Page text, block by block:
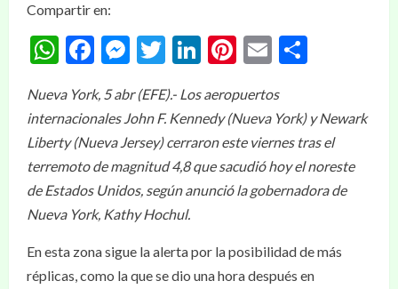
Compartir en:
WhatsApp
Facebook
Messenger
Twitter
LinkedIn
Pinterest
Email
Nueva York, 5 abr (EFE).- Los aeropuertos
internacionales John F. Kennedy (Nueva York) y Newark
Liberty (Nueva Jersey) cerraron este viernes tras el
terremoto de magnitud 4,8 que sacudió hoy el noreste
de Estados Unidos, según anunció la gobernadora de
Nueva York, Kathy Hochul.
En esta zona sigue la alerta por la posibilidad de más
réplicas, como la que se dio una hora después en